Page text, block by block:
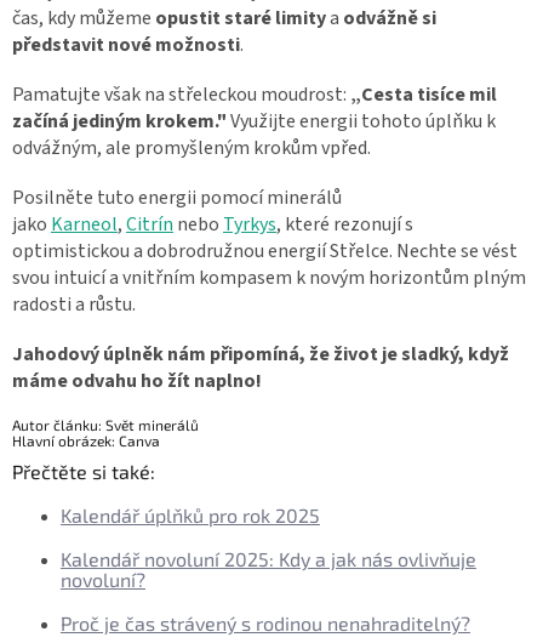
čas, kdy můžeme opustit staré limitya odvážně si
představit nové možnosti.
Pamatujte však na střeleckou moudrost: „Cesta tisíce mil
začíná jediným krokem."Využijte energii tohoto úplňku k
odvážným, ale promyšleným krokům vpřed.
Posilněte tuto energii pomocí minerálů
jako Karneol,Citrín nebo Tyrkys, které rezonují s
optimistickou a dobrodružnou energií Střelce. Nechte se vést
svou intuicí a vnitřním kompasem k novým horizontům plným
radosti a růstu.
Jahodový úplněk nám připomíná, že život je sladký, když
máme odvahu ho žít naplno!
Autor článku: Svět minerálů
Hlavní obrázek: Canva
Přečtěte si také:
Kalendář úplňků pro rok 2025
Kalendář novoluní 2025: Kdy a jak nás ovlivňuje
novoluní?
Proč je čas strávený s rodinou nenahraditelný?